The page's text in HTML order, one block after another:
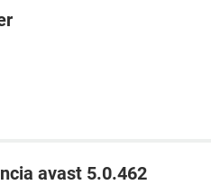
avast 5.0.462